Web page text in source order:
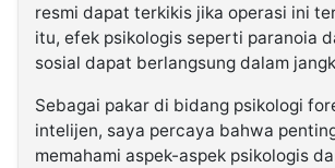
resmi dapat terkikis jika operasi ini
itu, efek psikologis seperti paranoia
sosial dapat berlangsung dalam
Sebagai pakar di bidang psikologi
intelijen, saya percaya bahwa
memahami aspek-aspek psikologis